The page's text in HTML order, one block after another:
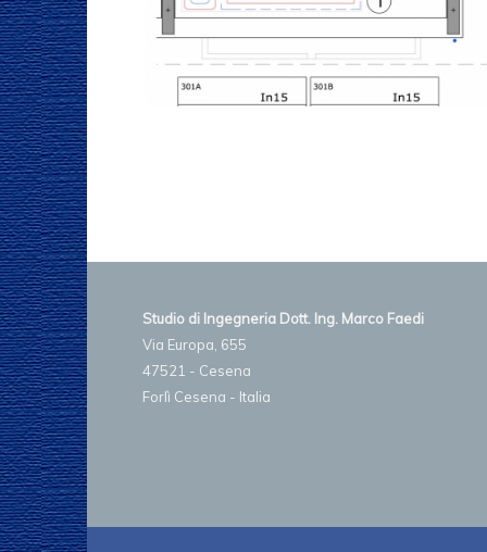
Studio di Ingegneria Dott. Ing. Marco Faedi
Via Europa, 655
47521 - Cesena
Forlì Cesena - Italia